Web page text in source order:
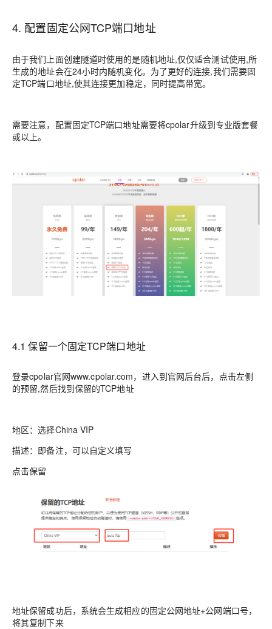
4. 配置固定公网TCP端口地址
由于我们上面创建隧道时使用的是随机地址,仅仅适合测试使用,所
生成的地址会在24小时内随机变化。为了更好的连接,我们需要固
定TCP端口地址,使其连接更加稳定，同时提高带宽。
需要注意，配置固定TCP端口地址需要将cpolar升级到专业版套餐
或以上。
4.1 保留一个固定TCP端口地址
登录cpolar官网www.cpolar.com，进入到官网后台后，点击左侧
的预留,然后找到保留的TCP地址
地区：选择China VIP
描述：即备注，可以自定义填写
点击保留
地址保留成功后，系统会生成相应的固定公网地址+公网端口号，
将其复制下来